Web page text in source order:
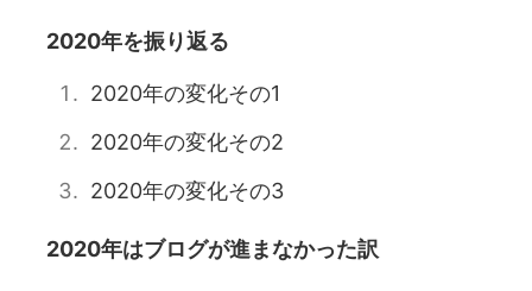
2020年を振り返る
2020年の変化その1
2020年の変化その2
2020年の変化その3
2020年はブログが進まなかった訳